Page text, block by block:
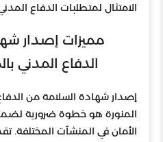
الامتثال لمتطلبات الدفاع
مميزات إصدار
الدفاع المدني
إصدار شهادة السلامة من
المنورة هو خطوة ضرورية لضمان
الأمان في المنشآت المختلفة.